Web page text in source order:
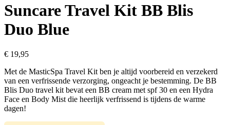
Suncare Travel Kit BB Blis
Duo Blue
€ 19,95
Met de MasticSpa Travel Kit ben je altijd voorbereid en verzekerd
van een verfrissende verzorging, ongeacht je bestemming. De BB
Blis Duo travel kit bevat een BB cream met spf 30 en een Hydra
Face en Body Mist die heerlijk verfrissend is tijdens de warme
dagen!